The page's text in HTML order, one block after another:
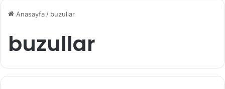
Anasayfa / buzullar
buzullar